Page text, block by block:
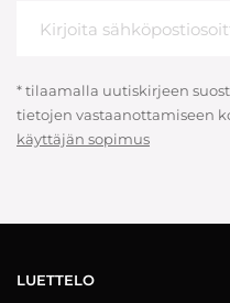
* tilaamalla uutiskirjeen
tietojen vastaanottamiseen
käyttäjän sopimus
LUETTELO